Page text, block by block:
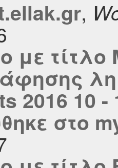
,
με
2016 10
στο